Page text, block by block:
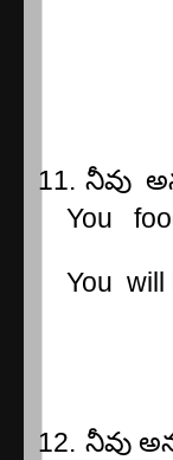
11. నీవు
You
You will
12. నీవు